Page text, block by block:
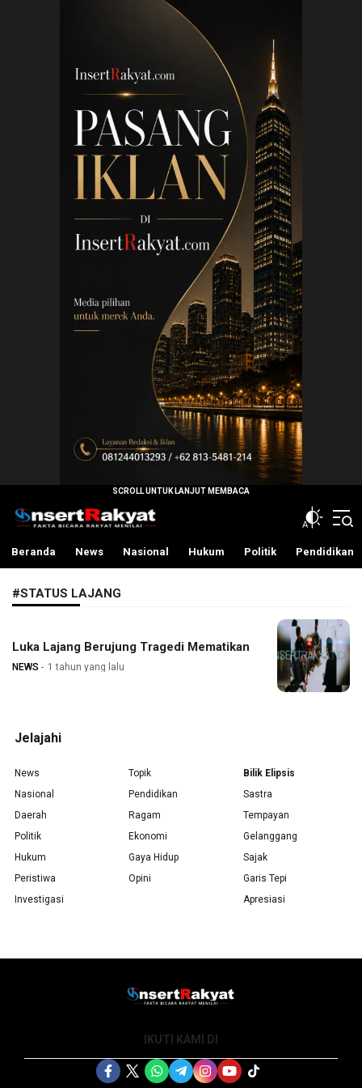
InsertRakyat.com
Fakta Bicara Rakyat Menilai
Beranda News Nasional Hukum Politik Pendidikan
#STATUS LAJANG
Luka Lajang Berujung Tragedi Mematikan
NEWS 1 tahun yang lalu
Jelajahi
News
Nasional
Daerah
Politik
Hukum
Peristiwa
Investigasi
Topik
Pendidikan
Ragam
Ekonomi
Gaya Hidup
Opini
Bilik Elipsis
Sastra
Tempayan
Gelanggang
Sajak
Garis Tepi
Apresiasi
IKUTI KAMI DI